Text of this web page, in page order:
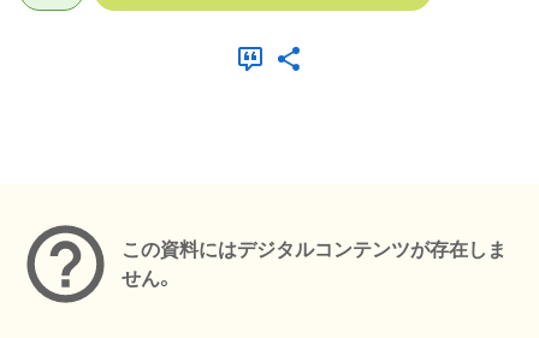
この資料にはデジタルコンテンツが存在しま
せん。